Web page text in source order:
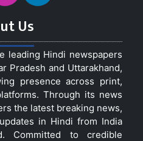
Us
leading Hindi newspapers
Pradesh and Uttarakhand,
presence across print,
Through its news
the latest breaking news,
in Hindi from India
Committed to credible